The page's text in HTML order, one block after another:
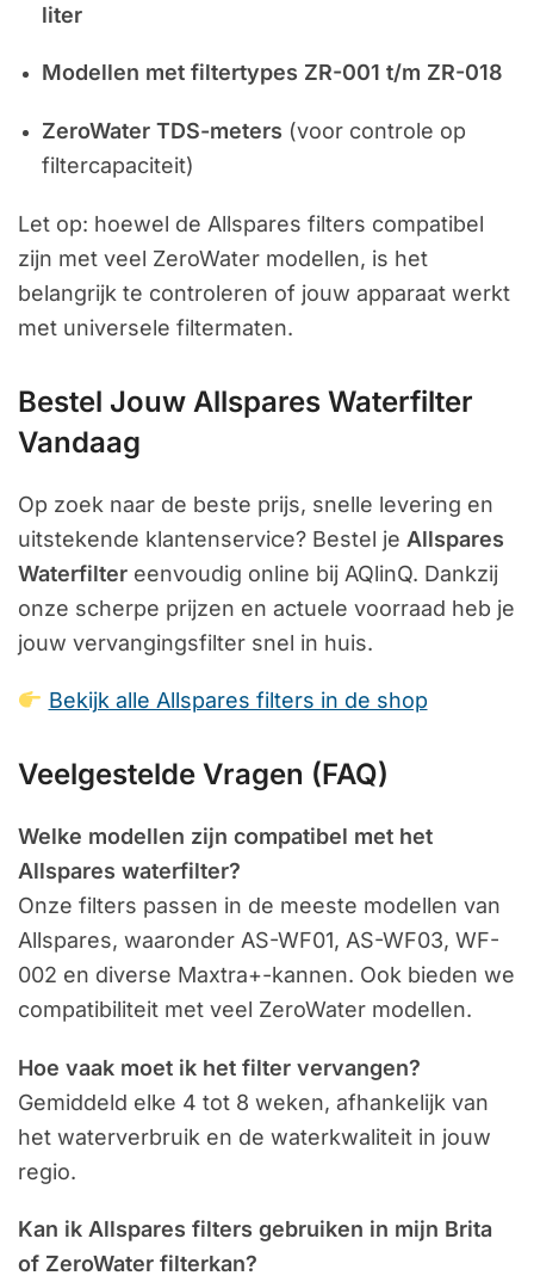
liter
Modellen met filtertypes ZR-001 t/m ZR-018
ZeroWater TDS-meters (voor controle op
filtercapaciteit)
Let op: hoewel de Allspares filters compatibel
zijn met veel ZeroWater modellen, is het
belangrijk te controleren of jouw apparaat werkt
met universele filtermaten.
Bestel Jouw Allspares Waterfilter
Vandaag
Op zoek naar de beste prijs, snelle levering en
uitstekende klantenservice? Bestel je Allspares
Waterfilter eenvoudig online bij AQlinQ. Dankzij
onze scherpe prijzen en actuele voorraad heb je
jouw vervangingsfilter snel in huis.
Bekijk alle Allspares filters in de shop
Veelgestelde Vragen (FAQ)
Welke modellen zijn compatibel met het
Allspares waterfilter?
Onze filters passen in de meeste modellen van
Allspares, waaronder AS-WF01, AS-WF03, WF-
002 en diverse Maxtra+-kannen. Ook bieden we
compatibiliteit met veel ZeroWater modellen.
Hoe vaak moet ik het filter vervangen?
Gemiddeld elke 4 tot 8 weken, afhankelijk van
het waterverbruik en de waterkwaliteit in jouw
regio.
Kan ik Allspares filters gebruiken in mijn Brita
of ZeroWater filterkan?